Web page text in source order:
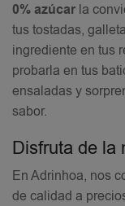
0% azúcar la
tus tostadas,
ingrediente en tus
probarla en tus
ensaladas y
sabor.
Disfruta de la
En Adrinhoa, nos
de calidad a